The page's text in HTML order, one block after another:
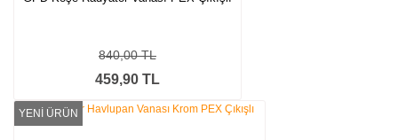
459,90 TL
840,00 TL
YENİ ÜRÜN